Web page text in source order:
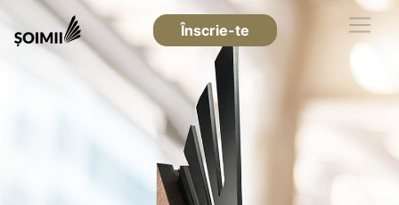
Înscrie-te